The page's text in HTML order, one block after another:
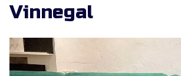
Vinnegal